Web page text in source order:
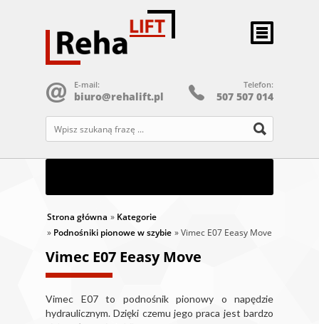
E-mail:
biuro@rehalift.pl
Telefon:
507 507 014
STRONA GŁÓWNA
REALIZACJE
KONTAKT
Strona główna » Kategorie
» Podnośniki pionowe w szybie » Vimec E07 Eeasy Move
Vimec E07 Eeasy Move
Vimec E07 to podnośnik pionowy o napędzie
hydraulicznym. Dzięki czemu jego praca jest bardzo